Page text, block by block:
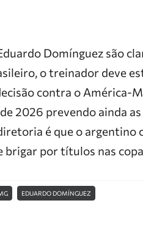
Domínguez são
o treinador deve
contra o América-
2026 prevendo ainda
é que o argentino
por títulos nas
EDUARDO DOMÍNGUEZ